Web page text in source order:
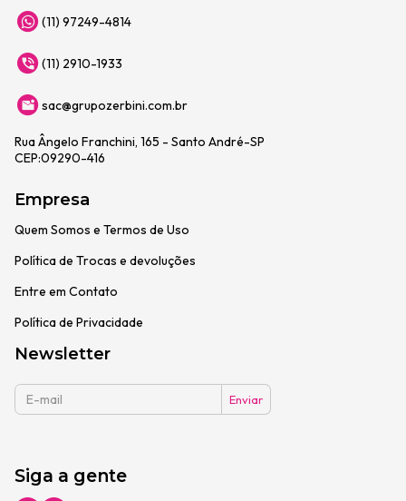
(11) 97249-4814
(11) 2910-1933
sac@grupozerbini.com.br
Rua Ângelo Franchini, 165 - Santo André-SP
CEP:09290-416
Empresa
Quem Somos e Termos de Uso
Política de Trocas e devoluções
Entre em Contato
Política de Privacidade
Newsletter
Siga a gente